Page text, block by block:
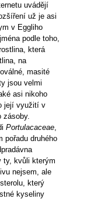
uvádějí
už je asi
v Eggliho
podle toho,
která
na
masité
jsou velmi
asi nikoho
její využití v
zásoby.
Portulacaceae,
pořadu druhého
ty, kvůli kterým
nejsem, ale
který
kyseliny